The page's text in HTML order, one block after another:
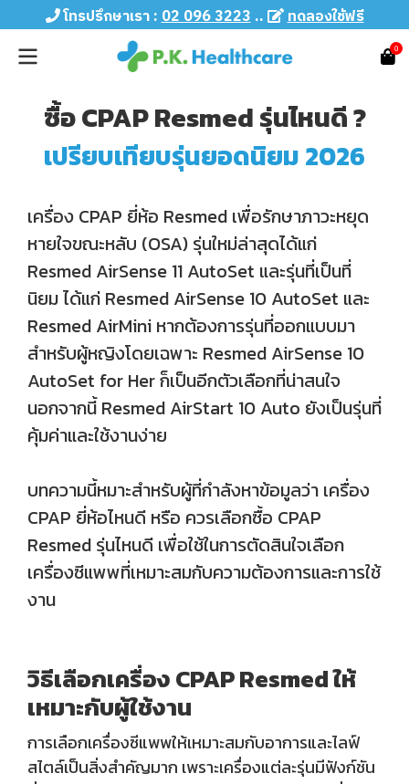
โทรปรึกษาเรา :02 096 3223.. ทดลองใช้ฟรี
0
ซื้อ CPAP Resmed รุ่นไหนดี ?
เปรียบเทียบรุ่นยอดนิยม 2026
เครื่อง CPAP ยี่ห้อ Resmed เพื่อรักษาภาวะหยุด
หายใจขณะหลับ (OSA) รุ่นใหม่ล่าสุดได้แก่
Resmed AirSense 11 AutoSet และรุ่นที่เป็นที่
นิยม ได้แก่ Resmed AirSense 10 AutoSet และ
Resmed AirMini หากต้องการรุ่นที่ออกแบบมา
สำหรับผู้หญิงโดยเฉพาะ Resmed AirSense 10
AutoSet for Her ก็เป็นอีกตัวเลือกที่น่าสนใจ
นอกจากนี้ Resmed AirStart 10 Auto ยังเป็นรุ่นที่
คุ้มค่าและใช้งานง่าย
บทความนี้หมาะสำหรับผู้ที่กำลังหาข้อมูลว่า เครื่อง
CPAP ยี่ห้อไหนดี หรือ ควรเลือกซื้อ CPAP
Resmed รุ่นไหนดี เพื่อใช้ในการตัดสินใจเลือก
เครื่องซีแพพที่เหมาะสมกับความต้องการและการใช้
งาน
วิธีเลือกเครื่อง CPAP Resmed ให้
เหมาะกับผู้ใช้งาน
การเลือกเครื่องซีแพพให้เหมาะสมกับอาการและไลฟ์
สไตล์เป็นสิ่งสำคัญมาก เพราะเครื่องแต่ละรุ่นมีฟังก์ชัน